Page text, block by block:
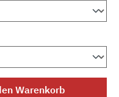
gewünschten
Warenkorb